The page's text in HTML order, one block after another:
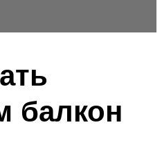
балкон